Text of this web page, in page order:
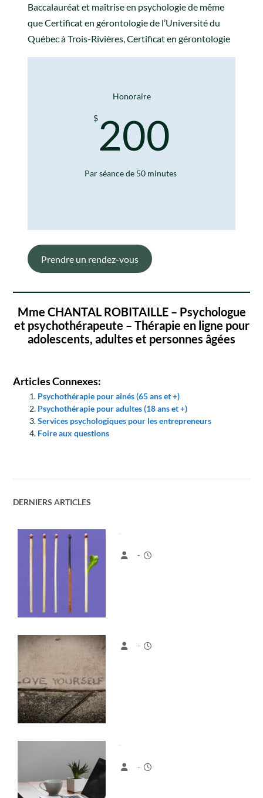
Baccalauréat et maîtrise en psychologie de même
que Certificat en gérontologie de l’Université du
Québec à Trois-Rivières, Certificat en gérontologie
Honoraire
$200
Par séance de 50 minutes
Prendre un rendez-vous
Mme CHANTAL ROBITAILLE – Psychologue
et psychothérapeute – Thérapie en ligne pour
adolescents, adultes et personnes âgées
Articles Connexes:
Psychothérapie pour aînés (65 ans et +)
Psychothérapie pour adultes (18 ans et +)
Services psychologiques pour les entrepreneurs
Foire aux questions
DERNIERS ARTICLES
-
-
-